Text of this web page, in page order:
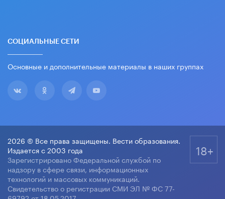
СОЦИАЛЬНЫЕ СЕТИ
Основные и дополнительные материалы в наших группах
2026 © Все права защищены. Вести образования.
Издается с 2003 года
Зарегистрировано Федеральной службой по
надзору в сфере связи, информационных
технологий и массовых коммуникаций.
Свидетельство о регистрации СМИ ЭЛ № ФС 77-
18+